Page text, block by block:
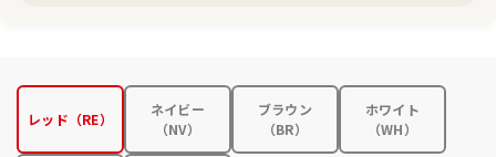
レッド（RE）
ネイビー
（NV）
ブラウン
（BR）
ホワイト
（WH）